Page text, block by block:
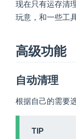
现在只有运存清
玩意，和一些工
高级功能
自动清理
根据自己的需要
TIP